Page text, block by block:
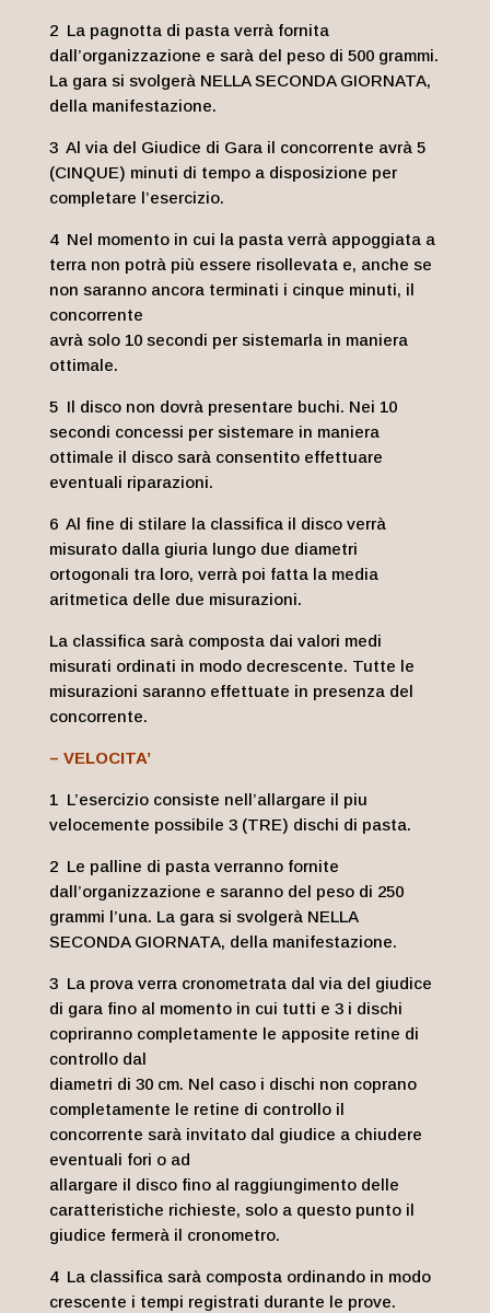
2 La pagnotta di pasta verrà fornita
dall’organizzazione e sarà del peso di 500 grammi.
La gara si svolgerà NELLA SECONDA GIORNATA,
della manifestazione.
3 Al via del Giudice di Gara il concorrente avrà 5
(CINQUE) minuti di tempo a disposizione per
completare l’esercizio.
4 Nel momento in cui la pasta verrà appoggiata a
terra non potrà più essere risollevata e, anche se
non saranno ancora terminati i cinque minuti, il
concorrente
avrà solo 10 secondi per sistemarla in maniera
ottimale.
5 Il disco non dovrà presentare buchi. Nei 10
secondi concessi per sistemare in maniera
ottimale il disco sarà consentito effettuare
eventuali riparazioni.
6 Al fine di stilare la classifica il disco verrà
misurato dalla giuria lungo due diametri
ortogonali tra loro, verrà poi fatta la media
aritmetica delle due misurazioni.
La classifica sarà composta dai valori medi
misurati ordinati in modo decrescente. Tutte le
misurazioni saranno effettuate in presenza del
concorrente.
– VELOCITA’
1 L’esercizio consiste nell’allargare il piu
velocemente possibile 3 (TRE) dischi di pasta.
2 Le palline di pasta verranno fornite
dall’organizzazione e saranno del peso di 250
grammi l’una. La gara si svolgerà NELLA
SECONDA GIORNATA, della manifestazione.
3 La prova verra cronometrata dal via del giudice
di gara fino al momento in cui tutti e 3 i dischi
copriranno completamente le apposite retine di
controllo dal
diametri di 30 cm. Nel caso i dischi non coprano
completamente le retine di controllo il
concorrente sarà invitato dal giudice a chiudere
eventuali fori o ad
allargare il disco fino al raggiungimento delle
caratteristiche richieste, solo a questo punto il
giudice fermerà il cronometro.
4 La classifica sarà composta ordinando in modo
crescente i tempi registrati durante le prove.